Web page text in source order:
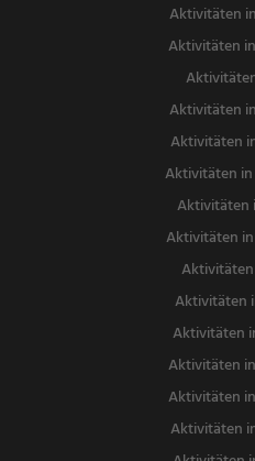
Aktivitäten
Aktivitäten
Aktivitäten
Aktivitäten
Aktivitäten
Aktivitäten
Aktivitäten
Aktivitäten
Aktivitäten
Aktivitäten
Aktivitäten
Aktivitäten
Aktivitäten